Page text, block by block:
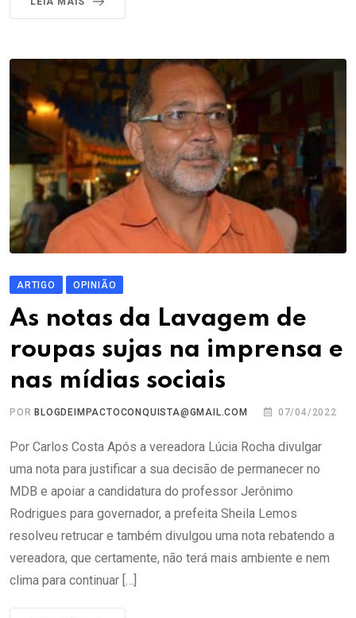
ARTIGO OPINIÃO
As notas da Lavagem de
roupas sujas na imprensa e
nas mídias sociais
POR BLOGDEIMPACTOCONQUISTA@GMAIL.COM 07/04/2022
Por Carlos Costa Após a vereadora Lúcia Rocha divulgar
uma nota para justificar a sua decisão de permanecer no
MDB e apoiar a candidatura do professor Jerônimo
Rodrigues para governador, a prefeita Sheila Lemos
resolveu retrucar e também divulgou uma nota rebatendo a
vereadora, que certamente, não terá mais ambiente e nem
clima para continuar […]